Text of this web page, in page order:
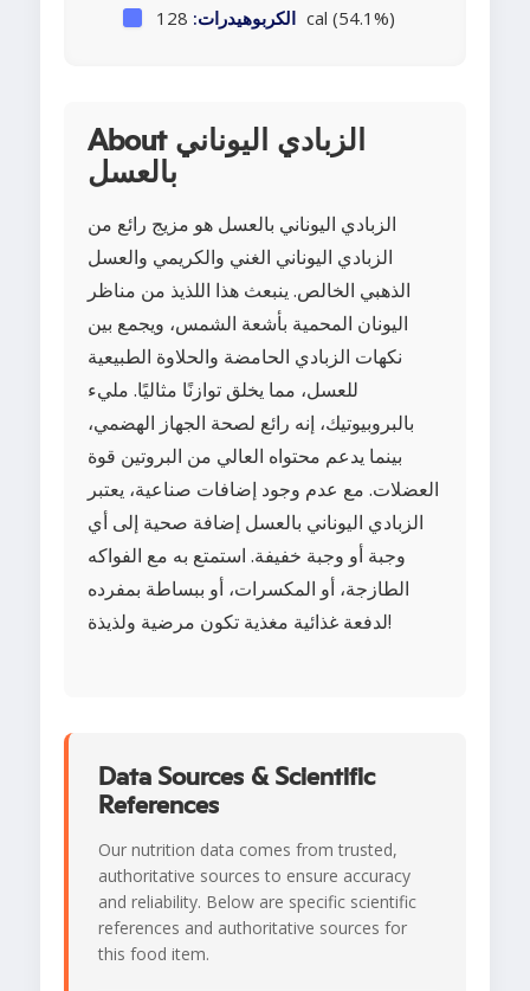
الكربوهيدرات: 128 cal (54.1%)
About الزبادي اليوناني
بالعسل
الزبادي اليوناني بالعسل هو مزيج رائع من
الزبادي اليوناني الغني والكريمي والعسل
الذهبي الخالص. ينبعث هذا اللذيذ من مناظر
اليونان المحمية بأشعة الشمس، ويجمع بين
نكهات الزبادي الحامضة والحلاوة الطبيعية
للعسل، مما يخلق توازنًا مثاليًا. مليء
بالبروبيوتيك، إنه رائع لصحة الجهاز الهضمي،
بينما يدعم محتواه العالي من البروتين قوة
العضلات. مع عدم وجود إضافات صناعية، يعتبر
الزبادي اليوناني بالعسل إضافة صحية إلى أي
وجبة أو وجبة خفيفة. استمتع به مع الفواكه
الطازجة، أو المكسرات، أو ببساطة بمفرده
لدفعة غذائية مغذية تكون مرضية ولذيذة!
Data Sources & Scientific
References
Our nutrition data comes from trusted,
authoritative sources to ensure accuracy
and reliability. Below are specific scientific
references and authoritative sources for
this food item.